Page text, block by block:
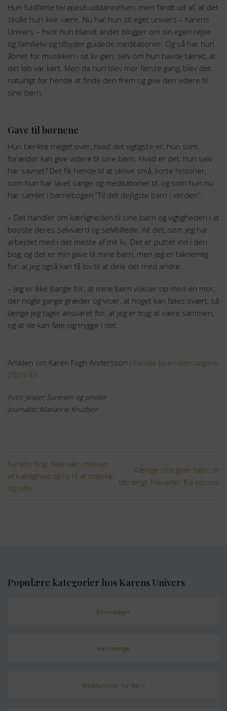
Hun fuldførte terapeut-uddannelsen, men fandt ud af, at det
skulle hun ikke være. Nu har hun sit eget univers – Karens
Univers – hvor hun blandt andet blogger om sin egen rejse
og familieliv og tilbyder guidede meditationer. Og så har hun
åbnet for musikken i sit liv igen, selv om hun havde tænkt, at
det løb var kørt. Men da hun blev mor første gang, blev det
naturligt for hende at finde den frem og give den videre til
sine børn.
Gave til børnene
Hun tænkte meget over, hvad det vigtigste er, hun som
forælder kan give videre til sine børn. Hvad er det, hun selv
har savnet? Det fik hende til at skrive små, korte historier,
som hun har lavet sange og meditationer til, og som hun nu
har samlet i børnebogen ”Til det dejligste barn i verden”.
– Det handler om kærligheden til sine børn og vigtigheden i at
booste deres selvværd og selvbillede. Alt det, som jeg har
arbejdet med i det meste af mit liv. Det er puttet ind i den
bog, og det er min gave til mine børn, men jeg er taknemlig
for, at jeg også kan få lov til at dele det med andre.
– Jeg er ikke bange for, at mine børn vokser op med en mor,
der nogle gange græder og viser, at noget kan føles svært, så
længe jeg tager ansvaret for, at jeg er tryg at være sammen,
og at de kan føle sig trygge i det.
Artiklen om Karen Fogh Andersson i Familie Journalen udgave
2020/43
Foto: Jesper Sunesen og private
Journalist: Marianne Knudsen
Karens bog: Nærvær, masser
af kærlighed og ro til at mærke
sig selv.
Kærlige ord giver børn et
tiltrængt frikvarter fra corona
Populære kategorier hos Karens Univers
Børnebøger
Børnesange
Meditationer for Børn